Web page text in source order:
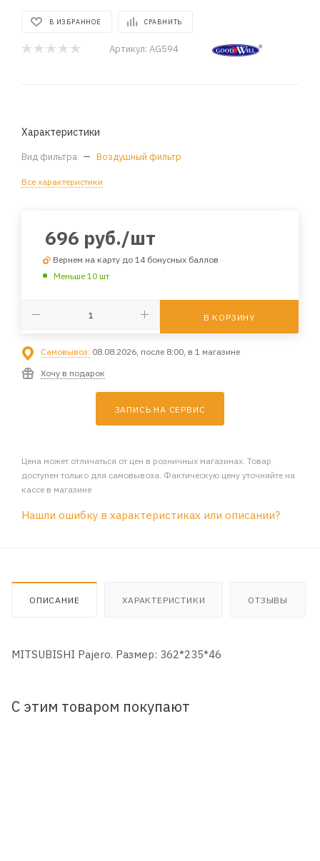
В ИЗБРАННОЕ СРАВНИТЬ
Артикул: AG594
Характеристики
Вид фильтра — Воздушный фильтр
Все характеристики
696 руб./шт
Вернем на карту до 14 бонусных баллов
Меньше 10 шт
В КОРЗИНУ
Самовывоз: 08.08.2026, после 8:00, в 1 магазине
Хочу в подарок
ЗАПИСЬ НА СЕРВИС
Цена может отличаться от цен в розничных магазинах. Товар
доступен только для самовывоза. Фактическую цену уточняйте на
кассе в магазине
Нашли ошибку в характеристиках или описании?
ОПИСАНИЕ ХАРАКТЕРИСТИКИ ОТЗЫВЫ
MITSUBISHI Pajero. Размер: 362*235*46
С этим товаром покупают